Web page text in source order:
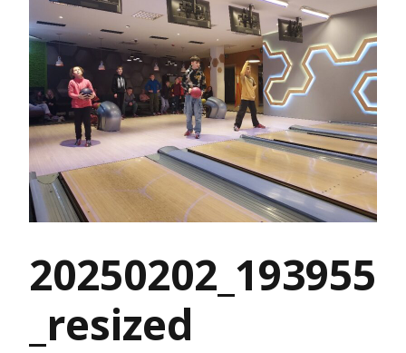
20250202_193955
_resized